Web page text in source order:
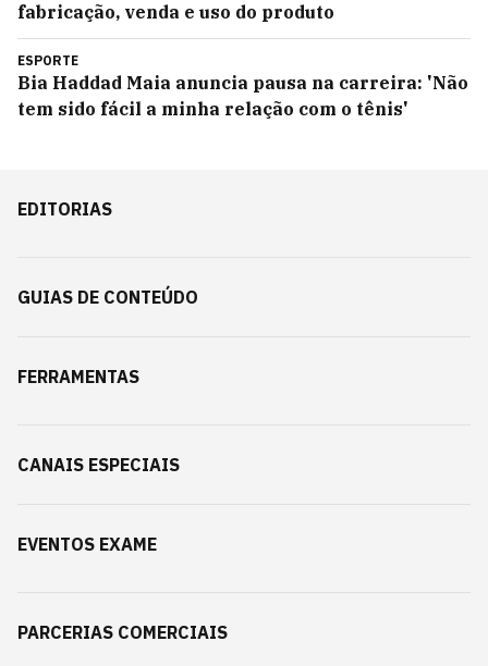
fabricação, venda e uso do produto
ESPORTE
Bia Haddad Maia anuncia pausa na carreira: 'Não
tem sido fácil a minha relação com o tênis'
EDITORIAS
GUIAS DE CONTEÚDO
FERRAMENTAS
CANAIS ESPECIAIS
EVENTOS EXAME
PARCERIAS COMERCIAIS